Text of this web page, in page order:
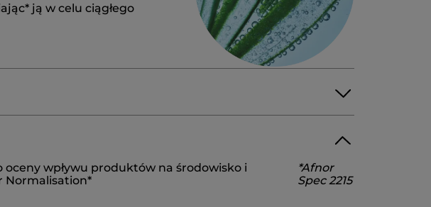
ją w celu ciągłego
GLYCERIN DIGLYCERIN
PENTYLENEGLYCOL
C20-22ALKYLPHOSPHATE
oceny wpływu produktów na środowisko i
Normalisation*
*Afnor
Spec 2215